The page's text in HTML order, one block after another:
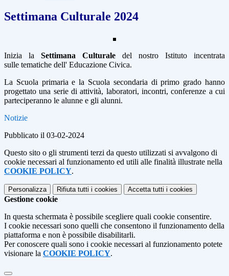
Settimana Culturale 2024
Inizia la Settimana Culturale del nostro Istituto incentrata
sulle tematiche dell' Educazione Civica.
La Scuola primaria e la Scuola secondaria di primo grado hanno
progettato una serie di attività, laboratori, incontri, conferenze a cui
parteciperanno le alunne e gli alunni.
Notizie
Pubblicato il 03-02-2024
Questo sito o gli strumenti terzi da questo utilizzati si avvalgono di
cookie necessari al funzionamento ed utili alle finalità illustrate nella
COOKIE POLICY.
Personalizza Rifiuta tutti i cookies Accetta tutti i cookies
Gestione cookie
In questa schermata è possibile scegliere quali cookie consentire.
I cookie necessari sono quelli che consentono il funzionamento della
piattaforma e non è possibile disabilitarli.
Per conoscere quali sono i cookie necessari al funzionamento potete
visionare la COOKIE POLICY.